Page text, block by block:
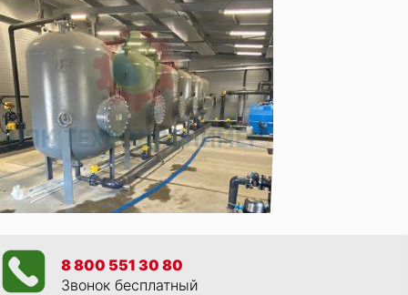
8 800 551 30 80
Звонок бесплатный